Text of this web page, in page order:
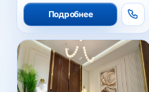
Подробнее